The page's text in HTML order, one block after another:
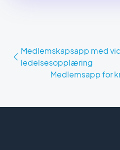
Medlemskapsapp med
ledelsesopplæring
Medlemsapp for